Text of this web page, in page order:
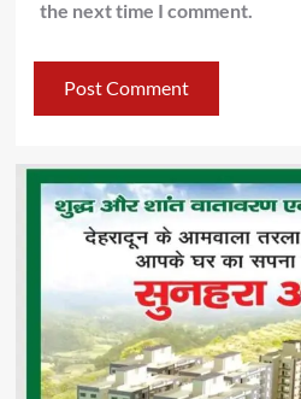
the next time I comment.